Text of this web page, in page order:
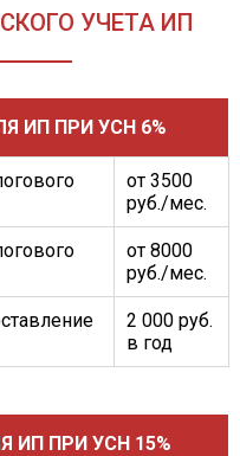
УЧЕТА ИП
ИП ПРИ УСН 6%
от 3500
руб./мес.
от 8000
руб./мес.
2 000 руб.
в год
ИП ПРИ УСН 15%